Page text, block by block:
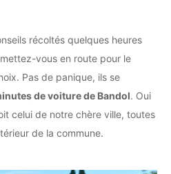
récoltés quelques heures
vous en route pour le
Pas de panique, ils se
de voiture de Bandol. Oui
celui de notre chère ville, toutes
de la commune.